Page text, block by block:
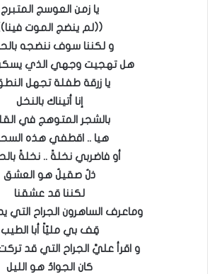
يا زمن العوسج المتبرج
((لم ينضج الموت
و لكننا سوف ننضجه
هل تهجيت وجهي الذي
يا زرقة طفلة تجهل
إنا أتيناك بالنخل
بالشجر المتوهج في
هيا .. اقطفي هذه
أو فاضربي نخلةً .. نخلةً
ذلٌ صقيلٌ هو العشق
لكننا قد عشقنا
وماعرف الساهرون الجراح التي
قِف بي مليّاً أبا الطيب
و اقرأ عليَّ الجراح التي قد
كان الجوادُ هو الليل